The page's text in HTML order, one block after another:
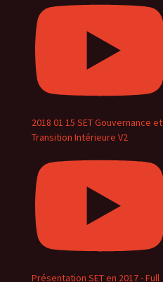
2018 01 15 SET Gouvernance et
Transition Intérieure V2
Présentation SET en 2017 - Full